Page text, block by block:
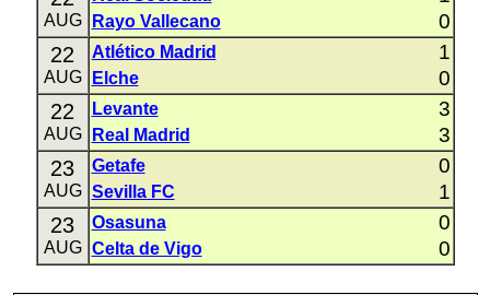
AUG Rayo Vallecano 0
22
AUG
Atlético Madrid 1
Elche 0
22
AUG
Levante 3
Real Madrid 3
23
AUG
Getafe 0
Sevilla FC 1
23
AUG
Osasuna 0
Celta de Vigo 0